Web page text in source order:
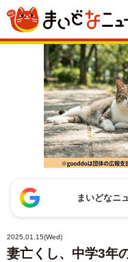
まいどなニ
2025.01.15(Wed)
妻亡くし、中学3年